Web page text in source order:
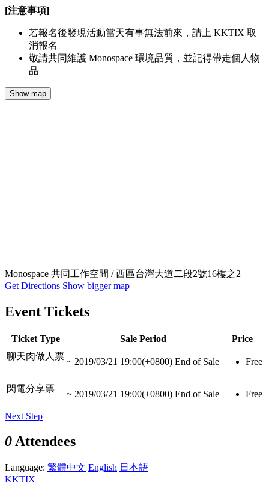
[注意事項]
若報名後發現活動當天有事無法前來，請上 KKTIX 取
消報名
敬請共同維護 Monospace 環境品質，並記得帶走個人物
品
Show map
Monospace 共同工作空間 / 西區台灣大道二段2號16樓之2
Get Directions Show bigger map
Event Tickets
Ticket Type Sale Period
Price
聊天肉做人票
~ 2019/03/21 19:00(+0800) End of Sale Free
閃電分享票
~ 2019/03/21 19:00(+0800) End of Sale Free
Next Step
0Attendees
Language: 繁體中文 English 日本語
KKTIX